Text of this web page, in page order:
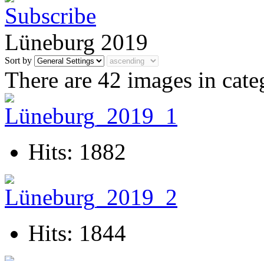
Lüneburg 2019
Sort by
There are 42 images in
Hits: 1882
Hits: 1844